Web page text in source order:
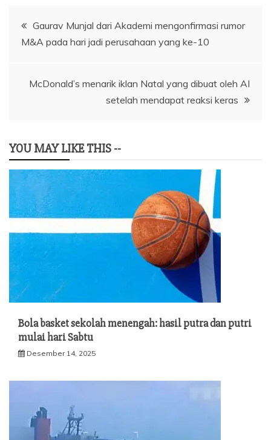
Navigasi
pos
Gaurav Munjal dari Akademi mengonfirmasi rumor
M&A pada hari jadi perusahaan yang ke-10
McDonald’s menarik iklan Natal yang dibuat oleh AI
setelah mendapat reaksi keras
YOU MAY LIKE THIS --
Bola basket sekolah menengah: hasil putra dan putri
mulai hari Sabtu
Desember 14, 2025